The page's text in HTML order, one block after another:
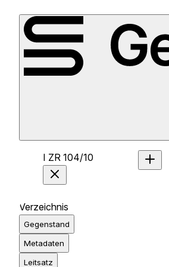
I ZR 104/10
Verzeichnis
Gegenstand
Metadaten
Leitsatz